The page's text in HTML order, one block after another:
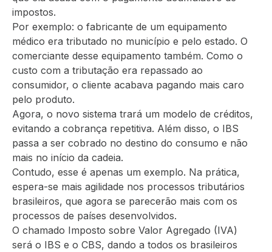
impostos.
Por exemplo: o fabricante de um equipamento
médico era tributado no município e pelo estado. O
comerciante desse equipamento também. Como o
custo com a tributação era repassado ao
consumidor, o cliente acabava pagando mais caro
pelo produto.
Agora, o novo sistema trará um modelo de créditos,
evitando a cobrança repetitiva. Além disso, o IBS
passa a ser cobrado no destino do consumo e não
mais no início da cadeia.
Contudo, esse é apenas um exemplo. Na prática,
espera-se mais agilidade nos processos tributários
brasileiros, que agora se parecerão mais com os
processos de países desenvolvidos.
O chamado Imposto sobre Valor Agregado (IVA)
será o IBS e o CBS, dando a todos os brasileiros